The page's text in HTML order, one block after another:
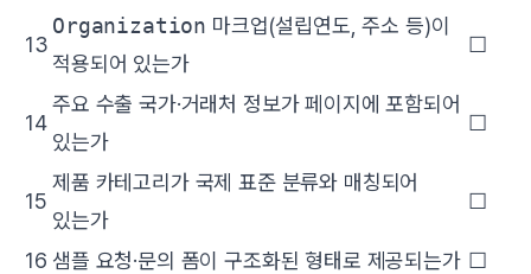
13
Organization 마크업(설립연도, 주소 등)이
적용되어 있는가
☐
14
주요 수출 국가·거래처 정보가 페이지에 포함되어
있는가
☐
15
제품 카테고리가 국제 표준 분류와 매칭되어
있는가
☐
16 샘플 요청·문의 폼이 구조화된 형태로 제공되는가 ☐